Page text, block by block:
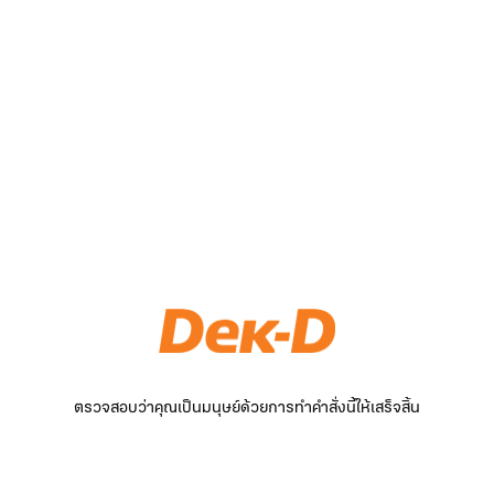
ตรวจสอบว่าคุณเป็นมนุษย์ด้วยการทำคำสั่งนี้ให้เสร็จสิ้น